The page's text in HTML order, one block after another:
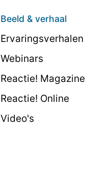
Beeld & verhaal
Ervaringsverhalen
Webinars
Reactie! Magazine
Reactie! Online
Video's